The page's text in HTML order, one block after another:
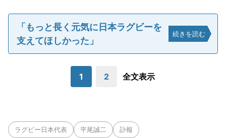
「もっと長く元気に日本ラグビーを
支えてほしかった」
続きを読む
1 2 全文表示
ラグビー日本代表 平尾誠二 訃報